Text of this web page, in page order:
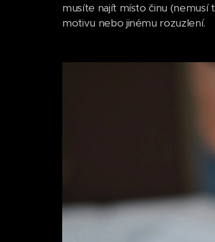
musíte najít místo činu
motivu nebo jinému rozuzlení.